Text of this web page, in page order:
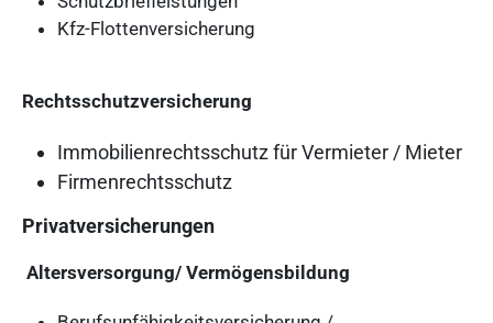
Kfz-Flottenversicherung
Rechtsschutzversicherung
Immobilienrechtsschutz für Vermieter / Mieter
Firmenrechtsschutz
Privatversicherungen
Altersversorgung/ Vermögensbildung